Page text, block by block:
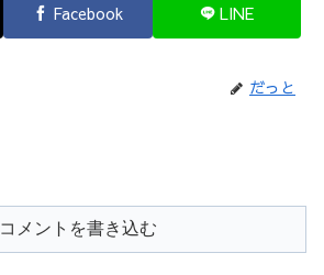
Facebook LINE
だっと
コメントを書き込む